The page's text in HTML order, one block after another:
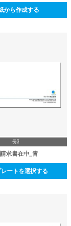
から作成する
長3
求書在中_青
ートを選択する